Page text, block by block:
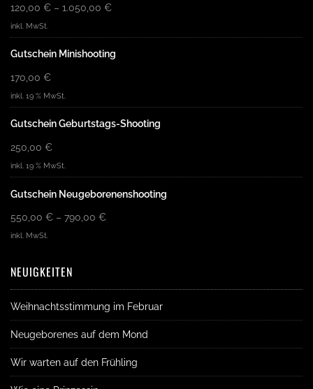
120,00 € – 1.050,00 €
inkl. MwSt.
Gutschein Minishooting
170,00 €
inkl. 19 % MwSt.
Gutschein Geburtstags-Shooting
250,00 €
inkl. 19 % MwSt.
Gutschein Neugeborenenshooting
550,00 € – 790,00 €
inkl. MwSt.
NEUIGKEITEN
Weihnachtsstimmung im Februar
Neugeborenes auf dem Mond
Wir warten auf den Frühling